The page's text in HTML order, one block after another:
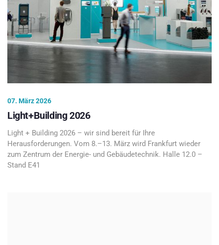
07. März 2026
Light+Building 2026
Light + Building 2026 – wir sind bereit für Ihre
Herausforderungen. Vom 8.–13. März wird Frankfurt wieder
zum Zentrum der Energie- und Gebäudetechnik. Halle 12.0 –
Stand E41